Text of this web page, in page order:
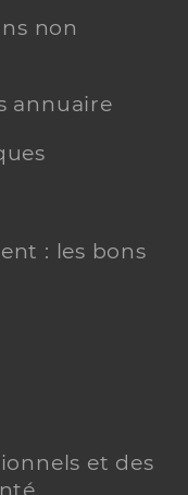
non
annuaire
: les bons
et des